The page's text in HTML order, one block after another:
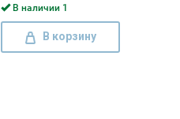
Словарь-справочник
В наличии 1
В корзину